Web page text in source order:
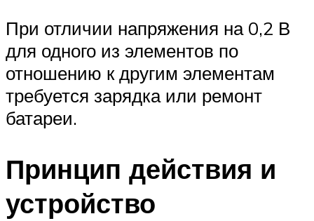
При отличии напряжения на 0,2 В
для одного из элементов по
отношению к другим элементам
требуется зарядка или ремонт
батареи.
Принцип действия и
устройство